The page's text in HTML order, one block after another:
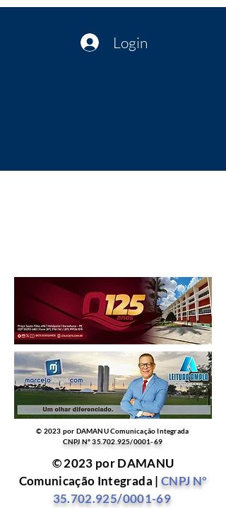
Login
© 2023 por DAMANU Comunicação Integrada
CNPJ Nº35.702.925/0001-69
© 2023 por DAMANU
Comunicação Integrada | CNPJ Nº
35.702.925/0001-69